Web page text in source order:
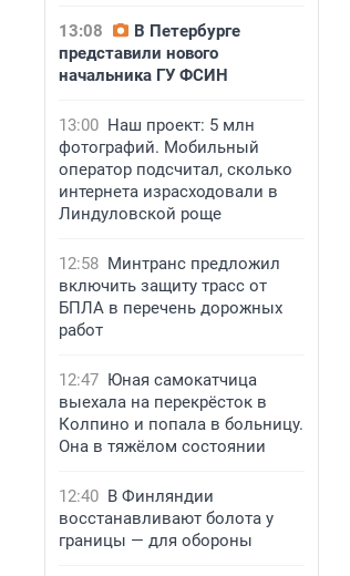
13:08
В Петербурге
представили нового
начальника ГУ ФСИН
13:00 Наш проект: 5 млн
фотографий. Мобильный
оператор подсчитал, сколько
интернета израсходовали в
Линдуловской роще
12:58 Минтранс предложил
включить защиту трасс от
БПЛА в перечень дорожных
работ
12:47 Юная самокатчица
выехала на перекрёсток в
Колпино и попала в больницу.
Она в тяжёлом состоянии
12:40 В Финляндии
восстанавливают болота у
границы — для обороны